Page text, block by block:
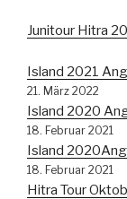
Junitour Hitra
Island 2021
21. März 2022
Island 2020
18. Februar 2021
Island
18. Februar 2021
Hitra Tour